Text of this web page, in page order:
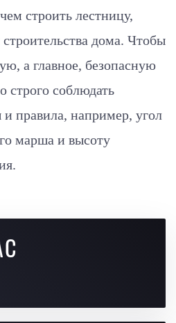
строить лестницу,
дома. Чтобы
а главное, безопасную
строго соблюдать
правила, например, угол
марша и высоту